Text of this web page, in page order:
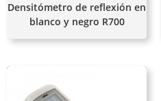
Densitómetro de reflexión en
blanco y negro R700